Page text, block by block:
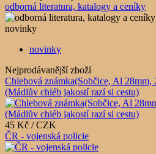
odborná literatura, katalogy a ceníky
novinky
novinky
Nejprodávanější zboží
Chlebová známka(Sobčice, Al 28mm,
(Mádlův chléb jakostí razí si cestu)
45 Kč / CZK
ČR - vojenská policie